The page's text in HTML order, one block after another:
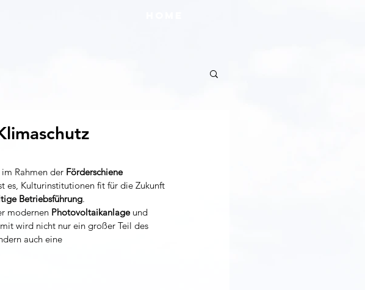
Rahmen der Förderschiene
es, Kulturinstitutionen fit für die Zukunft
Betriebsführung.
modernen Photovoltaikanlage und
wird nicht nur ein großer Teil des
auch eine